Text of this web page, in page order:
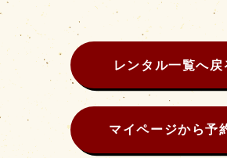
レンタル一覧へ戻
マイページから予